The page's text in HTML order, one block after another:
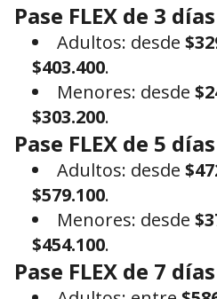
Pase FLEX de 3 días
Adultos: desde
$403.400.
Menores: desde
$303.200.
Pase FLEX de 5 días
Adultos: desde
$579.100.
Menores: desde
$454.100.
Pase FLEX de 7 días